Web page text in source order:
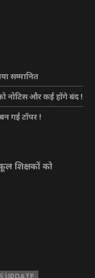
सम्मानित
नोटिस और कई होंगे बंद !
गई टॉपर !
शिक्षकों को